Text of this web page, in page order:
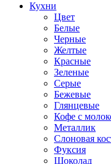
Кухни
Цвет
Белые
Черные
Желтые
Красные
Зеленые
Серые
Бежевые
Глянцевые
Кофе с
Металлик
Слоновая
Фуксия
Шоколад